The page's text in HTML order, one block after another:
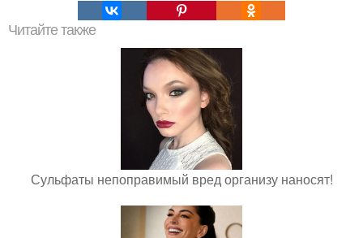
Читайте также
Сульфаты непоправимый вред организу наносят!